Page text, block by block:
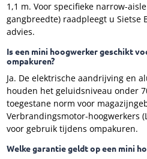
1,1 m. Voor specifieke narrow-
gangbreedte) raadpleegt u Sietse
advies.
Is een mini hoogwerker geschikt
ompakuren?
Ja. De elektrische aandrijving en
houden het geluidsniveau onder
toegestane norm voor
Verbrandingsmotor-hoogwerkers
voor gebruik tijdens ompakuren.
Welke garantie geldt op een mini